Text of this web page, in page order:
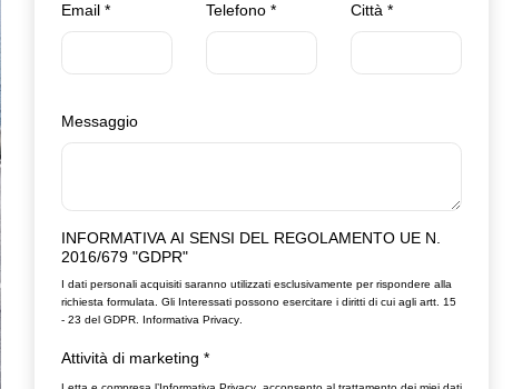
Email * Telefono * Città *
Messaggio
INFORMATIVA AI SENSI DEL REGOLAMENTO UE N.
2016/679 "GDPR"
I dati personali acquisiti saranno utilizzati esclusivamente per rispondere alla
richiesta formulata. Gli Interessati possono esercitare i diritti di cui agli artt. 15
- 23 del GDPR. Informativa Privacy
Attività di marketing *